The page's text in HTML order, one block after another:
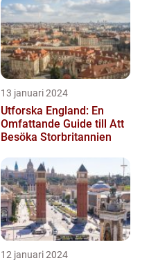
13 januari 2024
Utforska England: En
Omfattande Guide till Att
Besöka Storbritannien
12 januari 2024